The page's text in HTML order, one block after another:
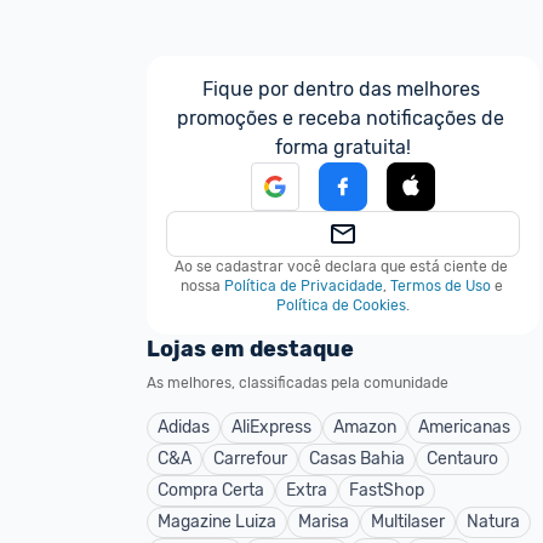
Fique por dentro das melhores
promoções e receba notificações de
forma gratuita!
Ao se cadastrar você declara que está ciente de
nossa Política de Privacidade, Termos de Uso e
Política de Cookies.
Lojas em destaque
As melhores, classificadas pela comunidade
Adidas AliExpress Amazon
Americanas
C&A
Carrefour Casas Bahia
Centauro
Compra Certa
Extra
FastShop
Magazine Luiza
Marisa Multilaser
Natura